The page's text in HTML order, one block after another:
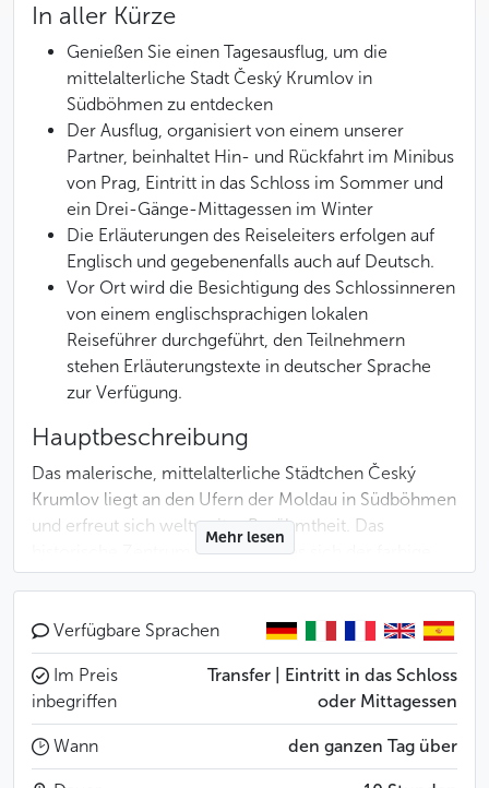
In aller Kürze
Genießen Sie einen Tagesausflug, um die
mittelalterliche Stadt Český Krumlov in
Südböhmen zu entdecken
Der Ausflug, organisiert von einem unserer
Partner, beinhaltet Hin- und Rückfahrt im Minibus
von Prag, Eintritt in das Schloss im Sommer und
ein Drei-Gänge-Mittagessen im Winter
Die Erläuterungen des Reiseleiters erfolgen auf
Englisch und gegebenenfalls auch auf Deutsch.
Vor Ort wird die Besichtigung des Schlossinneren
von einem englischsprachigen lokalen
Reiseführer durchgeführt, den Teilnehmern
stehen Erläuterungstexte in deutscher Sprache
zur Verfügung.
Hauptbeschreibung
Das malerische, mittelalterliche Städtchen Český
Krumlov liegt an den Ufern der Moldau in Südböhmen
und erfreut sich weltweiter Berühmtheit. Das
historische Zentrum, über welches sich der farbige
Schlossturm erhebt, gehört zum UNESCO-
Besuchen Sie das Schloss, das zum großen Teil im 16.
Jahrhundert erbaut wurde und eines der
umfangreichsten Schlossareale in Europa darstellt.
Besichtigen können Sie hier die wunderschöne
Inneneinrichtung, die Renaissance-Säle samt den
Mehr lesen
Verfügbare Sprachen
Im Preis
inbegriffen
Transfer | Eintritt in das Schloss
oder Mittagessen
Wann den ganzen Tag über